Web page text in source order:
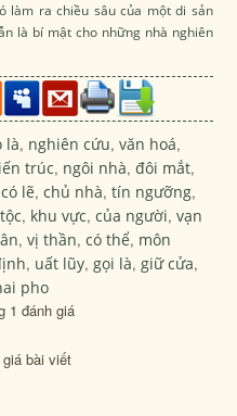
làm ra chiều sâu của một di sản
là bí mật cho những nhà nghiên
là, nghiên cứu,văn hoá,
trúc, ngôi nhà,đôi mắt,
có lẽ,chủ nhà,tín ngưỡng,
, khu vực,của người,vạn
,vị thần,có thể, môn
, uất lũy,gọi là,giữ cửa,
pho
1 đánh giá
bài viết